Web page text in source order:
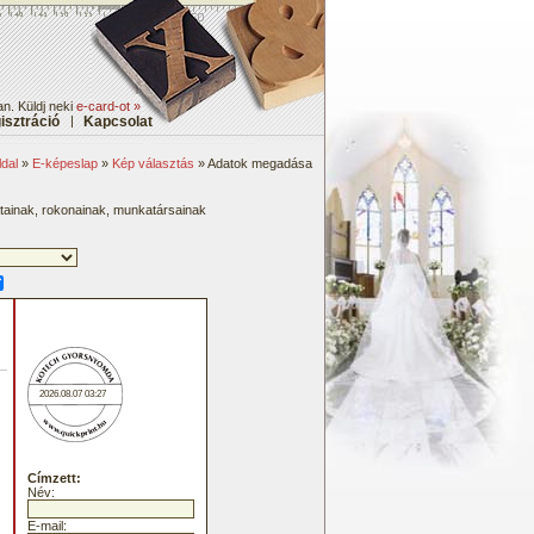
Küldj nekie-card-ot »
| Kapcsolat
» E-képeslap » Kép választás » Adatok megadása
rokonainak, munkatársainak
2026.08.07 03:27
Címzett:
Név:
E-mail: